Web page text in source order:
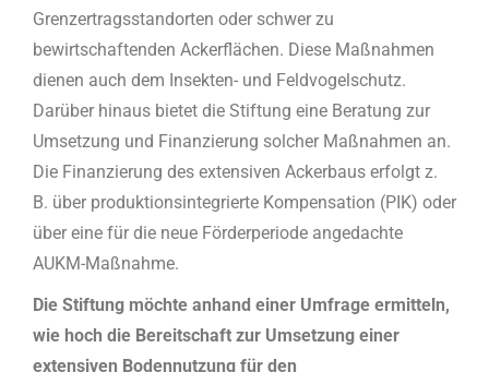
Grenzertragsstandorten oder schwer zu
bewirtschaftenden Ackerflächen. Diese Maßnahmen
dienen auch dem Insekten- und Feldvogelschutz.
Darüber hinaus bietet die Stiftung eine Beratung zur
Umsetzung und Finanzierung solcher Maßnahmen an.
Die Finanzierung des extensiven Ackerbaus erfolgt z.
B. über produktionsintegrierte Kompensation (PIK) oder
über eine für die neue Förderperiode angedachte
AUKM-Maßnahme.
Die Stiftung möchte anhand einer Umfrage ermitteln,
wie hoch die Bereitschaft zur Umsetzung einer
extensiven Bodennutzung für den